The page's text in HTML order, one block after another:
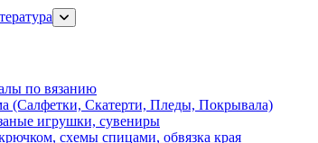
по вязанию
(Салфетки, Скатерти, Пледы, Покрывала)
игрушки, сувениры
схемы спицами, обвязка края